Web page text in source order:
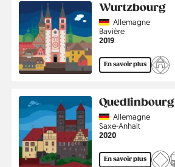
Wurtzbourg
CountryAllemagne
Région
Bavière
Année
2019
En savoir plus
Quedlinbourg
CountryAllemagne
Région
Saxe-Anhalt
Année
2020
En savoir plus